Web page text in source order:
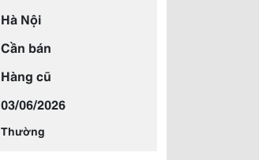
Hà Nội
Cần bán
Hàng cũ
03/06/2026
Thường